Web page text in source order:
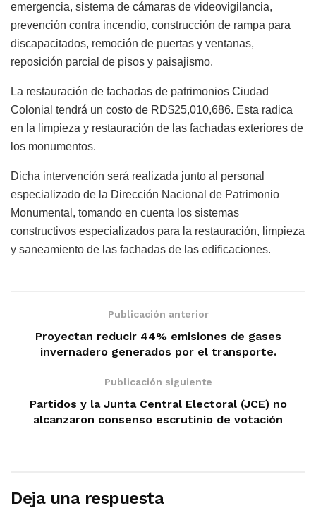
emergencia, sistema de cámaras de videovigilancia,
prevención contra incendio, construcción de rampa para
discapacitados, remoción de puertas y ventanas,
reposición parcial de pisos y paisajismo.
La restauración de fachadas de patrimonios Ciudad
Colonial tendrá un costo de RD$25,010,686. Esta radica
en la limpieza y restauración de las fachadas exteriores de
los monumentos.
Dicha intervención será realizada junto al personal
especializado de la Dirección Nacional de Patrimonio
Monumental, tomando en cuenta los sistemas
constructivos especializados para la restauración, limpieza
y saneamiento de las fachadas de las edificaciones.
Publicación anterior
Proyectan reducir 44% emisiones de gases
invernadero generados por el transporte.
Publicación siguiente
Partidos y la Junta Central Electoral (JCE) no
alcanzaron consenso escrutinio de votación
Deja una respuesta